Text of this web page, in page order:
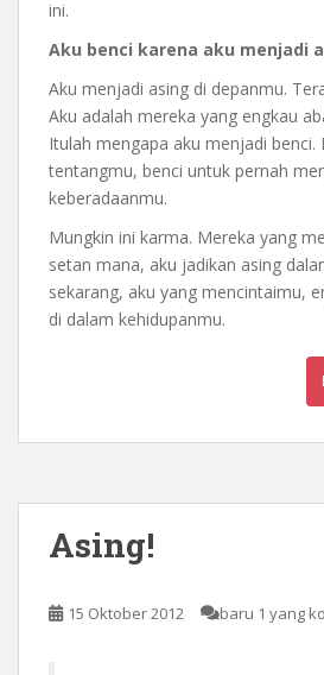
ini.
Aku benci karena aku menjadi
Aku menjadi asing di depanmu.
Aku adalah mereka yang engkau
Itulah mengapa aku menjadi benci.
tentangmu, benci untuk pernah
keberadaanmu.
Mungkin ini karma. Mereka yang
setan mana, aku jadikan asing
sekarang, aku yang mencintaimu,
di dalam kehidupanmu.
Asing!
15 Oktober 2012 baru 1 yang